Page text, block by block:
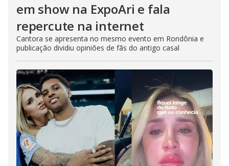
em show na ExpoAri e fala
repercute na internet
Cantora se apresenta no mesmo evento em Rondônia e
publicação dividiu opiniões de fãs do antigo casal